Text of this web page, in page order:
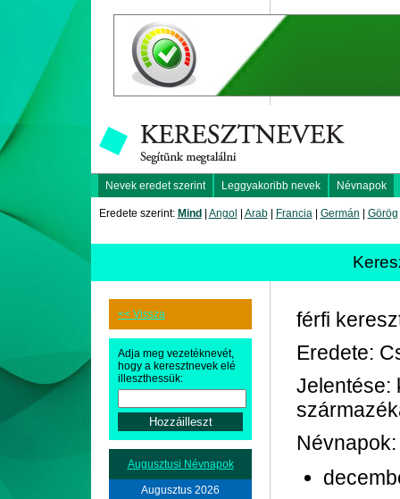
Nevek eredet szerint Leggyakoribb nevek Névnapok
Eredete szerint: Mind Angol Arab| Francia| Germán Görög
<< Vissza
Adja meg vezetéknevét,
hogy a keresztnevek elé
illeszthessük:
Augusztusi Névnapok
Augusztus 2026
férfi
Eredete:
Jelentése:
Névnapok: